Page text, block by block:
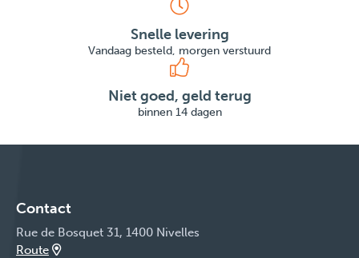
Snelle levering
Vandaag besteld, morgen verstuurd
Niet goed, geld terug
binnen 14 dagen
Contact
Rue de Bosquet 31, 1400 Nivelles
Route